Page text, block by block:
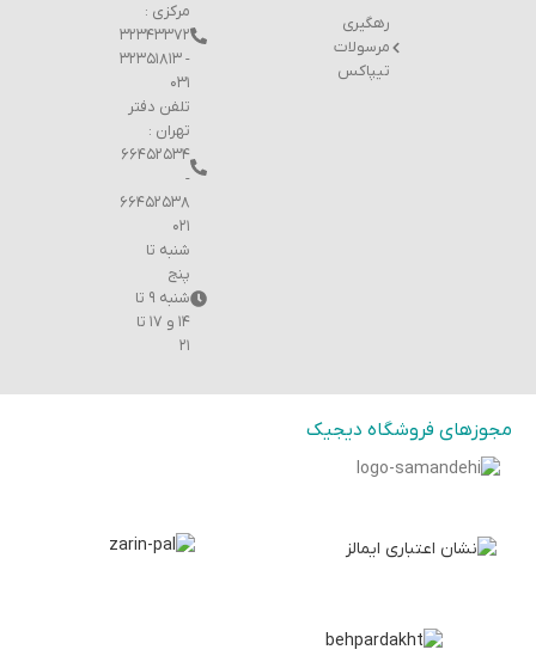
رهگیری
مرسولات
تیپاکس
مرکزی :
۳۲۳۴۳۳۷۲
- ۳۲۳۵۱۸۱۳
۰۳۱
تلفن دفتر
تهران :
۶۶۴۵۲۵۳۴
-
۶۶۴۵۲۵۳۸
۰۲۱
شنبه تا
پنج
شنبه ۹ تا
۱۴ و ۱۷ تا
۲۱
مجوزهای فروشگاه دیجیک